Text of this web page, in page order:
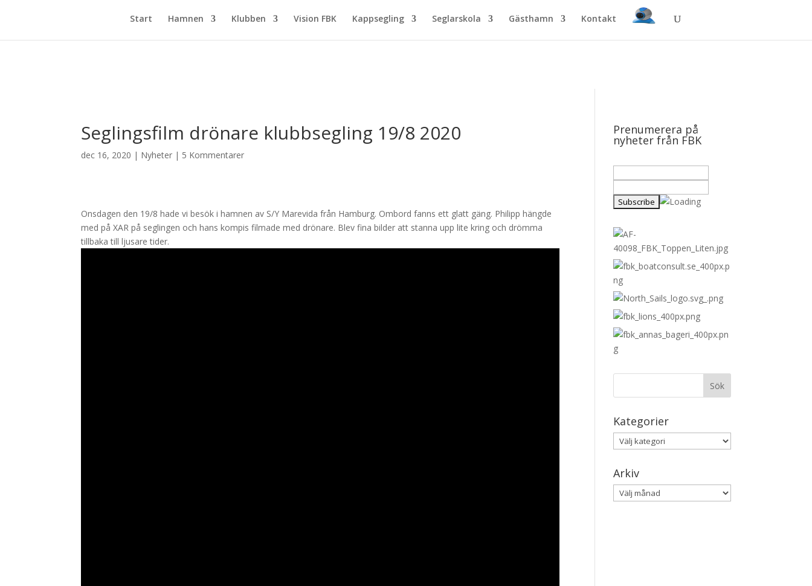
Start Hamnen Klubben Vision FBK Kappsegling Seglarskola Gästhamn Kontakt
Seglingsfilm drönare klubbsegling 19/8 2020
dec 16, 2020 | Nyheter | 5 Kommentarer
Onsdagen den 19/8 hade vi besök i hamnen av S/Y Marevida från Hamburg. Ombord fanns ett glatt gäng. Philipp hängde
med på XAR på seglingen och hans kompis filmade med drönare. Blev fina bilder att stanna upp lite kring och drömma
tillbaka till ljusare tider.
Prenumerera på
nyheter från FBK
Kategorier
Kategorier
Arkiv
Arkiv